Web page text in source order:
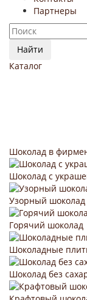
Партнеры
Найти
Каталог
Шоколад в
Шоколад с
Узорный шоколад
Горячий шоколад
Шоколадные
Шоколад без